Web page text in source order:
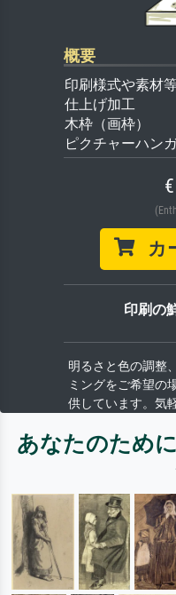
概要
印刷様式や素材
仕上げ加工
木枠（画枠）
ピクチャーハン
カ
印刷の
明るさと色の調整
ミングをご希望の
供しています。気
あなたのため